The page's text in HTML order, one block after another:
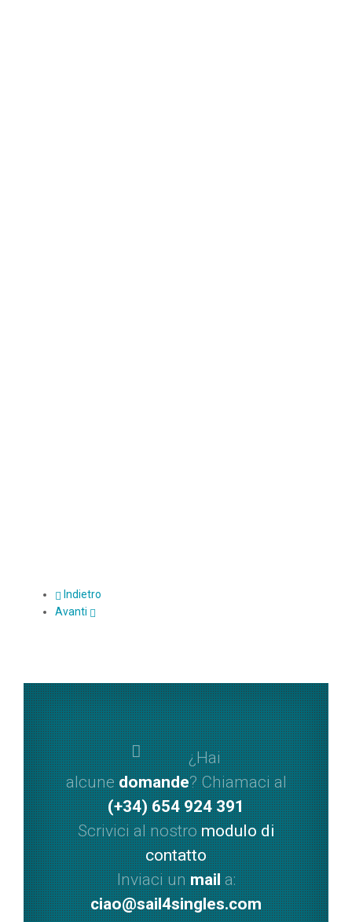
Indietro
Avanti
¿Hai
alcunedomande? Chiamaci al
(+34) 654 924 391
Scrivici al nostromodulo di
contatto
Inviaci unmaila:
ciao@sail4singles.com